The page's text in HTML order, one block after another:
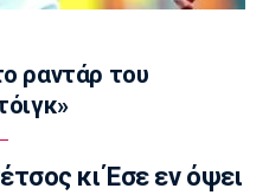
με 74-65 την
η Μπαλλογιάννη
ραντάρ του
κι Έσε εν όψει